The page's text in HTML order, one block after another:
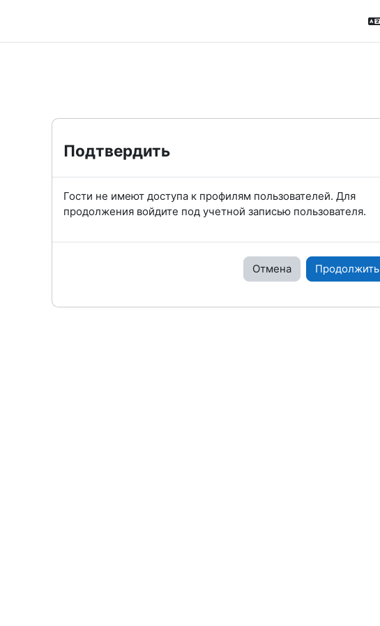
Подтвердить
Гости не имеют доступа к профилям пользователей. Для
продолжения войдите под учетной записью пользователя.
Отмена Продолжить